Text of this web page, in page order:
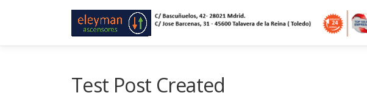
Test Post Created